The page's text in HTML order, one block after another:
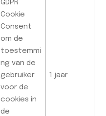
GDPR
Cookie
Consent
om de
toestemmi
ng van de
gebruiker
voor de
cookies in
de
1 jaar